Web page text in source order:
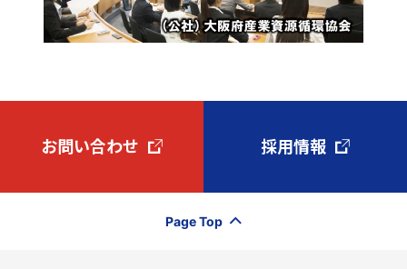
お問い合わせ 採用情報
Page Top